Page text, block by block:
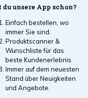
du unsere App schon?
Einfach bestellen, wo
immer Sie sind.
Produktscanner &
Wunschliste für das
beste Kundenerlebnis.
Immer auf dem neuesten
Stand über Neuigkeiten
und Angebote.